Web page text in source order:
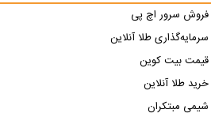
فروش سرور اچ پی
سرمایه‌گذاری طلا آنلاین
قیمت بیت کوین
خرید طلا آنلاین
شیمی مبتکران